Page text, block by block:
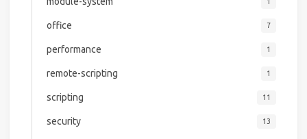
office 7
performance 1
remote-scripting 1
scripting 11
security 13